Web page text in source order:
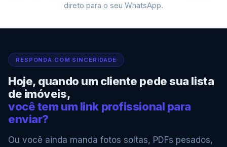
direto para o seu WhatsApp.
RESPONDA COM SINCERIDADE
Hoje, quando um cliente pede sua lista
de imóveis,
você tem um link profissional para
enviar?
Ou você ainda manda fotos soltas, PDFs pesados,